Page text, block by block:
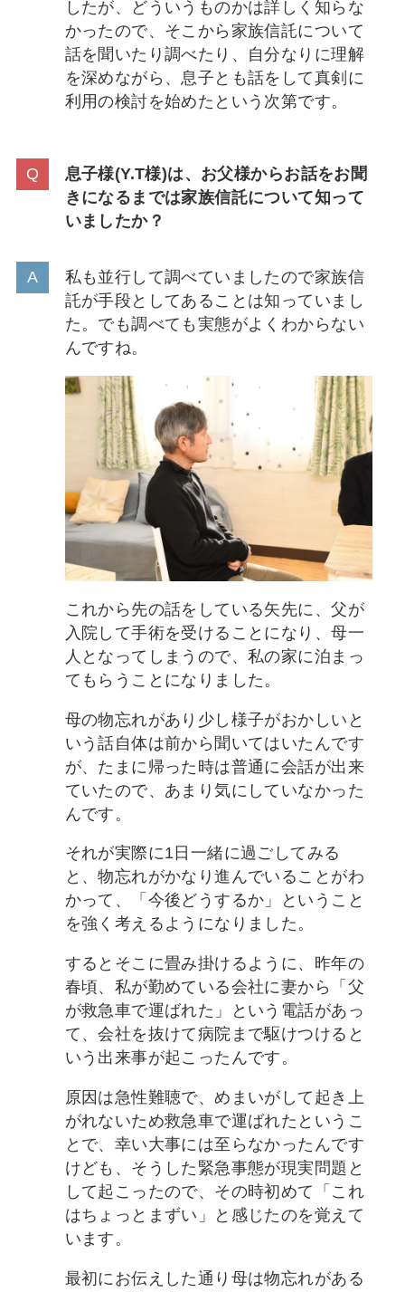
したが、どういうものかは詳しく知らな
かったので、そこから家族信託について
話を聞いたり調べたり、自分なりに理解
を深めながら、息子とも話をして真剣に
利用の検討を始めたという次第です。
息子様(Y.T様)は、お父様からお話をお聞
きになるまでは家族信託について知って
いましたか？
私も並行して調べていましたので家族信
託が手段としてあることは知っていまし
た。でも調べても実態がよくわからない
んですね。
これから先の話をしている矢先に、父が
入院して手術を受けることになり、母一
人となってしまうので、私の家に泊まっ
てもらうことになりました。
母の物忘れがあり少し様子がおかしいと
いう話自体は前から聞いてはいたんです
が、たまに帰った時は普通に会話が出来
ていたので、あまり気にしていなかった
んです。
それが実際に1日一緒に過ごしてみる
と、物忘れがかなり進んでいることがわ
かって、「今後どうするか」ということ
を強く考えるようになりました。
するとそこに畳み掛けるように、昨年の
春頃、私が勤めている会社に妻から「父
が救急車で運ばれた」という電話があっ
て、会社を抜けて病院まで駆けつけると
いう出来事が起こったんです。
原因は急性難聴で、めまいがして起き上
がれないため救急車で運ばれたというこ
とで、幸い大事には至らなかったんです
けども、そうした緊急事態が現実問題と
して起こったので、その時初めて「これ
はちょっとまずい」と感じたのを覚えて
います。
最初にお伝えした通り母は物忘れがある